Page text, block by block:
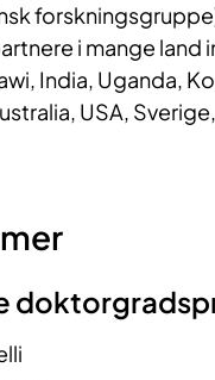
i mange land
India, Uganda,
USA,